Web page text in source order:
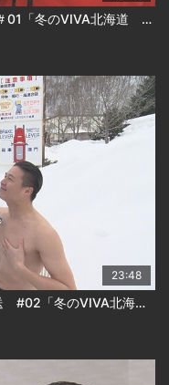
ハレバレティモンディ 4月3日放送 ＃01「冬のVIVA北海道 前半戦」
23:48
ハレバレティモンディ ４月１０日放送 #02「冬のVIVA北海道 後半戦」